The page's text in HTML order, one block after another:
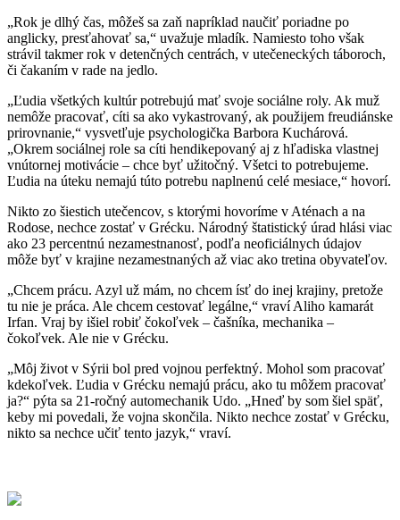
„Rok je dlhý čas, môžeš sa zaň napríklad naučiť poriadne po
anglicky, presťahovať sa,“ uvažuje mladík. Namiesto toho však
strávil takmer rok v detenčných centrách, v utečeneckých táboroch,
či čakaním v rade na jedlo.
„Ľudia všetkých kultúr potrebujú mať svoje sociálne roly. Ak muž
nemôže pracovať, cíti sa ako vykastrovaný, ak použijem freudiánske
prirovnanie,“ vysvetľuje psychologička Barbora Kuchárová.
„Okrem sociálnej role sa cíti hendikepovaný aj z hľadiska vlastnej
vnútornej motivácie – chce byť užitočný. Všetci to potrebujeme.
Ľudia na úteku nemajú túto potrebu naplnenú celé mesiace,“ hovorí.
Nikto zo šiestich utečencov, s ktorými hovoríme v Aténach a na
Rodose, nechce zostať v Grécku. Národný štatistický úrad hlási viac
ako 23 percentnú nezamestnanosť, podľa neoficiálnych údajov
môže byť v krajine nezamestnaných až viac ako tretina obyvateľov.
„Chcem prácu. Azyl už mám, no chcem ísť do inej krajiny, pretože
tu nie je práca. Ale chcem cestovať legálne,“ vraví Aliho kamarát
Irfan. Vraj by išiel robiť čokoľvek – čašníka, mechanika –
čokoľvek. Ale nie v Grécku.
„Môj život v Sýrii bol pred vojnou perfektný. Mohol som pracovať
kdekoľvek. Ľudia v Grécku nemajú prácu, ako tu môžem pracovať
ja?“ pýta sa 21-ročný automechanik Udo. „Hneď by som šiel späť,
keby mi povedali, že vojna skončila. Nikto nechce zostať v Grécku,
nikto sa nechce učiť tento jazyk,“ vraví.